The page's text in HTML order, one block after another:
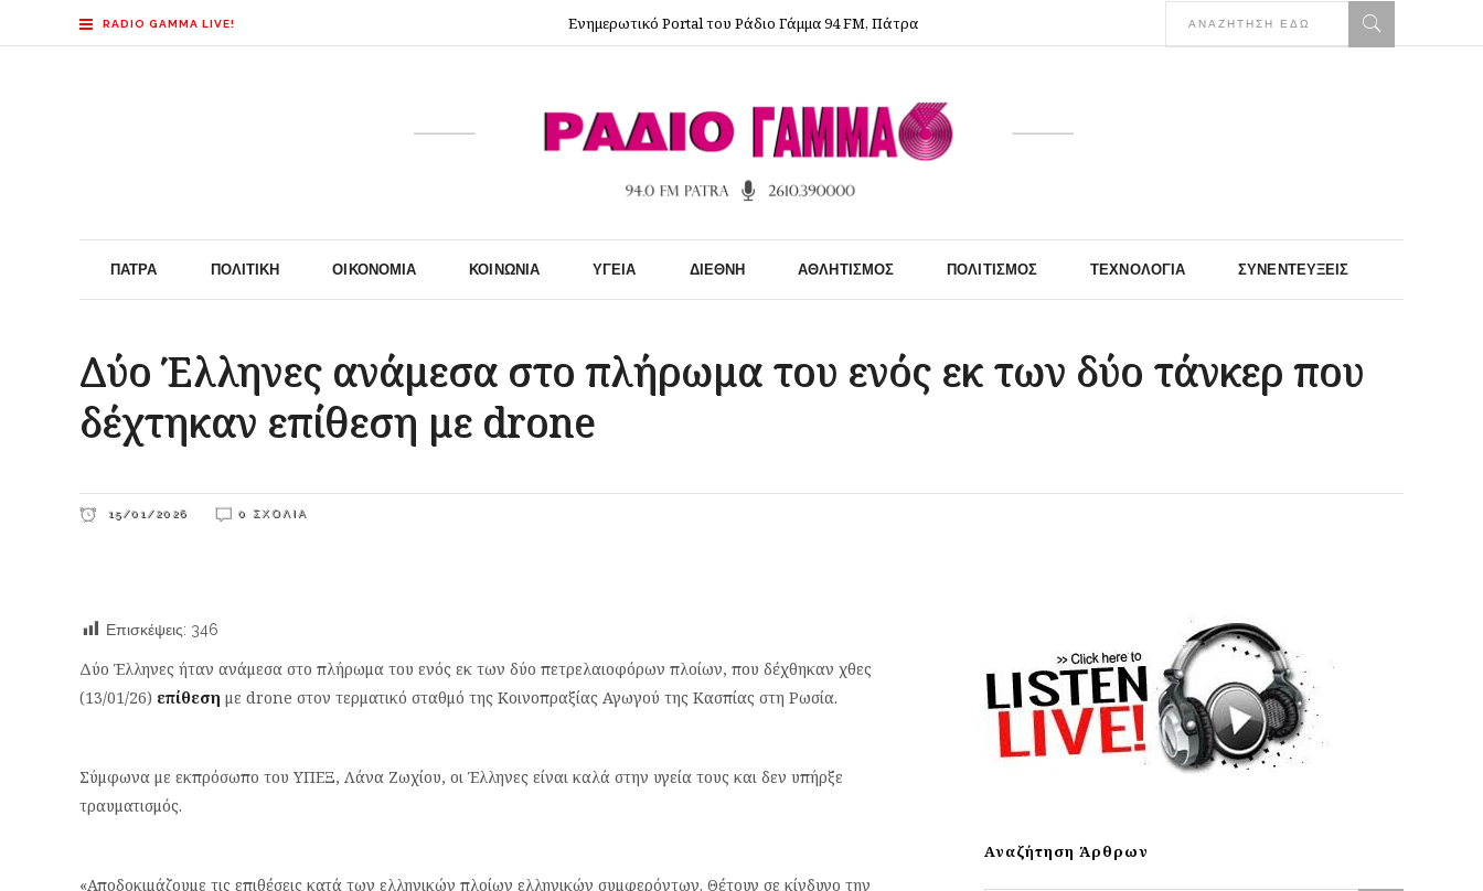
RADIO GAMMA LIVE! Ενημερωτικό Portal του Ράδιο Γάμμα 94 FM, Πάτρα
ΠΆΤΡΑ ΠΟΛΙΤΙΚΉ ΟΙΚΟΝΟΜΊΑ ΚΟΙΝΩΝΊΑ ΥΓΕΊΑ ΔΙΕΘΝΉ ΑΘΛΗΤΙΣΜΌΣ ΠΟΛΙΤΙΣΜΌΣ ΤΕΧΝΟΛΟΓΊΑ ΣΥΝΕΝΤΕΎΞΕΙΣ
Δύο Έλληνες ανάμεσα στο πλήρωμα του ενός εκ των δύο τάνκερ που
δέχτηκαν επίθεση με drone
15/01/2026 0 ΣΧΌΛΙΑ
Επισκέψεις: 346
Δύο Έλληνες ήταν ανάμεσα στο πλήρωμα του ενός εκ των δύο πετρελαιοφόρων πλοίων, που δέχθηκαν χθες
(13/01/26) επίθεση με drone στον τερματικό σταθμό της Κοινοπραξίας Αγωγού της Κασπίας στη Ρωσία.
Σύμφωνα με εκπρόσωπο του ΥΠΕΞ, Λάνα Ζωχίου, οι Έλληνες είναι καλά στην υγεία τους και δεν υπήρξε
τραυματισμός.
«Αποδοκιμάζουμε τις επιθέσεις κατά των ελληνικών πλοίων ελληνικών συμφερόντων. Θέτουν σε κίνδυνο την
Αναζήτηση Άρθρων